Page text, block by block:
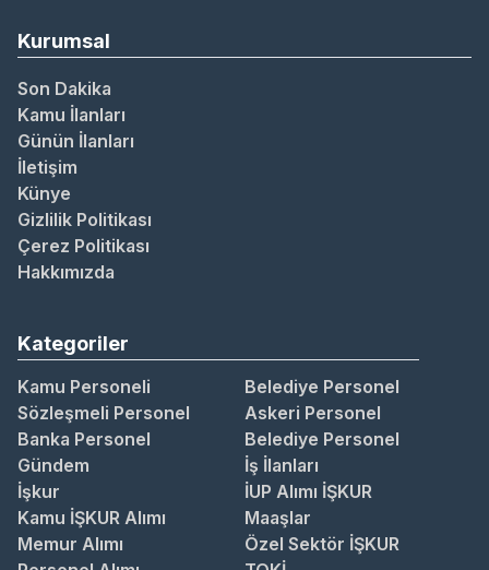
Kurumsal
Son Dakika
Kamu İlanları
Günün İlanları
İletişim
Künye
Gizlilik Politikası
Çerez Politikası
Hakkımızda
Kategoriler
Kamu Personeli
Belediye Personel
Sözleşmeli Personel
Askeri Personel
Banka Personel
Belediye Personel
Gündem
İş İlanları
İşkur
İUP Alımı İŞKUR
Kamu İŞKUR Alımı
Maaşlar
Memur Alımı
Özel Sektör İŞKUR